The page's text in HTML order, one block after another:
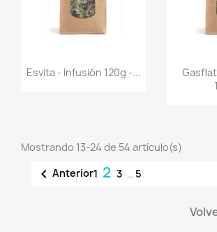
 Vista rápida
Esvita - Infusión 120g -... 
Mostrando 13-24 de 54 artículo(s)
 Anterior1 2 3 … 5